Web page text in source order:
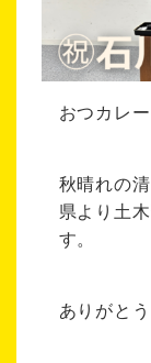
おつカレ
秋晴れの
県より土
す。
ありがと